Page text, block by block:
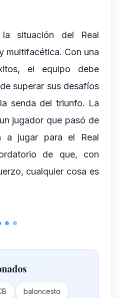
la situación del Real
multifacética. Con una
el equipo debe
superar sus desafíos
senda del triunfo. La
jugador que pasó de
a jugar para el Real
de que, con
cualquier cosa es
baloncesto